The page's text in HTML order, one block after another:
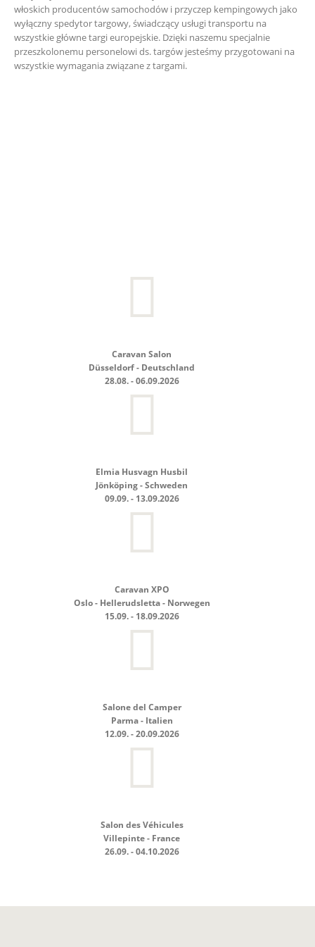
włoskich producentów samochodów i przyczep kempingowych jako
wyłączny spedytor targowy, świadczący usługi transportu na
wszystkie główne targi europejskie. Dzięki naszemu specjalnie
przeszkolonemu personelowi ds. targów jesteśmy przygotowani na
wszystkie wymagania związane z targami.
Caravan Salon
Düsseldorf - Deutschland
28.08. - 06.09.2026
Elmia Husvagn Husbil
Jönköping - Schweden
09.09. - 13.09.2026
Caravan XPO
Oslo - Hellerudsletta - Norwegen
15.09. - 18.09.2026
Salone del Camper
Parma - Italien
12.09. - 20.09.2026
Salon des Véhicules
Villepinte - France
26.09. - 04.10.2026